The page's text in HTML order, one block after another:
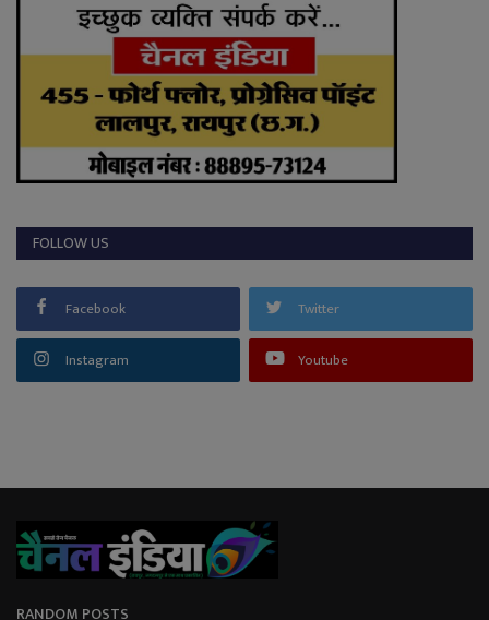
FOLLOW US
Facebook Twitter
Instagram Youtube
RANDOM POSTS